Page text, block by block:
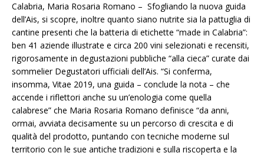
Calabria, Maria Rosaria Romano – Sfogliando la nuova guida
dell’Ais, si scopre, inoltre quanto siano nutrite sia la pattuglia di
cantine presenti che la batteria di etichette “made in Calabria”:
ben 41 aziende illustrate e circa 200 vini selezionati e recensiti,
rigorosamente in degustazioni pubbliche “alla cieca” curate dai
sommelier Degustatori ufficiali dell’Ais. “Si conferma,
insomma, Vitae 2019, una guida – conclude la nota – che
accende i riflettori anche su un’enologia come quella
calabrese” che Maria Rosaria Romano definisce “da anni,
ormai, avviata decisamente su un percorso di crescita e di
qualità del prodotto, puntando con tecniche moderne sul
territorio con le sue antiche tradizioni e sulla riscoperta e la